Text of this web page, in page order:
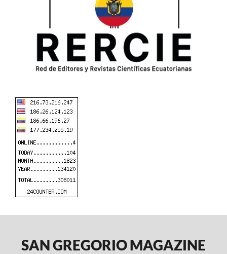
SAN GREGORIO MAGAZINE